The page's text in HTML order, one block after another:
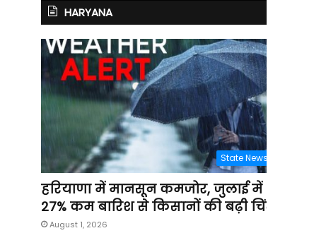
HARYANA
State News
हरियाणा में मानसून कमजोर, जुलाई में
27% कम बारिश से किसानों की बढ़ी चिंता
August 1, 2026